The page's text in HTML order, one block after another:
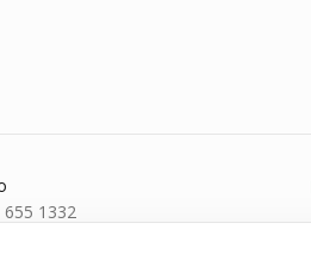
655 1332